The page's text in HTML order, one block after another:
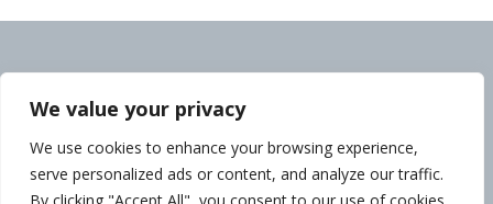
We value your privacy
We use cookies to enhance your browsing experience,
serve personalized ads or content, and analyze our traffic.